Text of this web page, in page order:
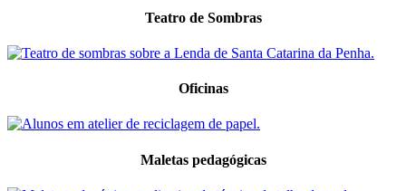
Teatro de Sombras
Oficinas
Maletas pedagógicas